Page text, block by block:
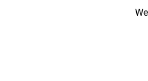
Wermeser